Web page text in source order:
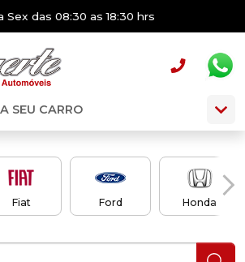
Sex das 08:30 as 18:30 hrs
SEU CARRO
Fiat Ford Honda